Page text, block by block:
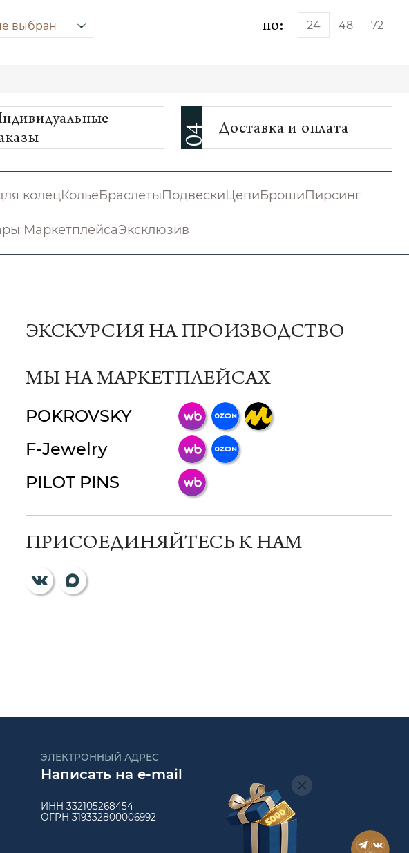
выбран по: 24 48 72
04 Доставка и оплата
колецКольеБраслетыПодвескиЦепиБрошиПирсинг
МаркетплейсаЭксклюзив
ЭКСКУРСИЯ НА ПРОИЗВОДСТВО
МЫ НА МАРКЕТПЛЕЙСАХ
POKROVSKY
F-Jewelry
PILOT PINS
ПРИСОЕДИНЯЙТЕСЬ К НАМ
ЭЛЕКТРОННЫЙ АДРЕС
Написать на e-mail
ИНН 332105268454
ОГРН 319332800006992
ChatApp
мессенджер!